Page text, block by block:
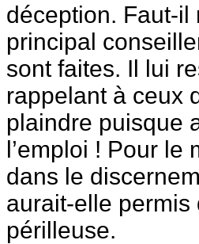
déception. Faut-il
principal
sont faites. Il lui
rappelant à ceux
plaindre puisque
l’emploi ! Pour le
dans le
aurait-elle permis
périlleuse.